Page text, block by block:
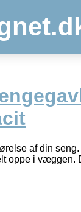
af din
oppe i væggen.